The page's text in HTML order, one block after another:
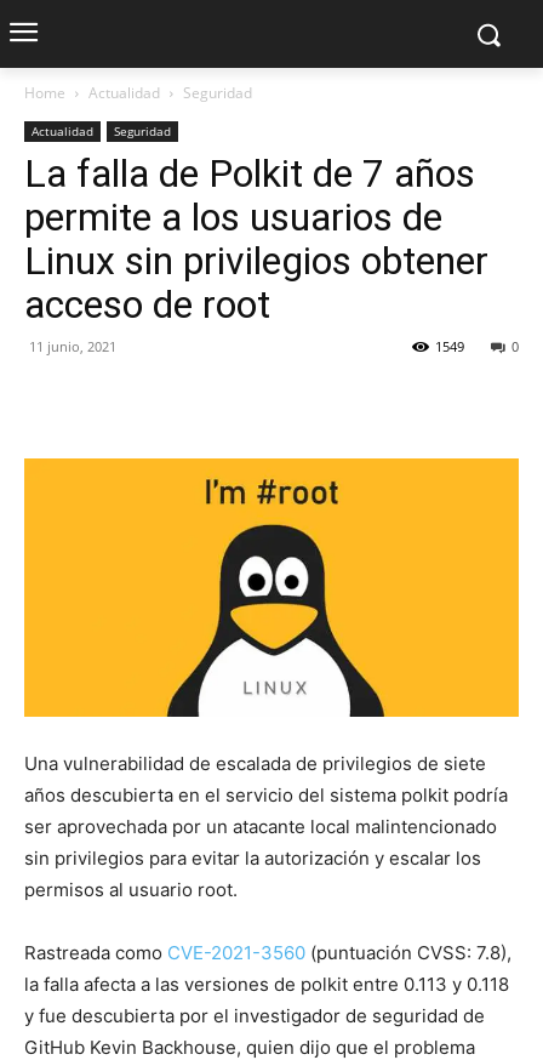
Home Actualidad Seguridad
Actualidad Seguridad
La falla de Polkit de 7 años
permite a los usuarios de
Linux sin privilegios obtener
acceso de root
11 junio, 2021 0
1549
Una vulnerabilidad de escalada de privilegios de siete
años descubierta en el servicio del sistema polkit podría
ser aprovechada por un atacante local malintencionado
sin privilegios para evitar la autorización y escalar los
permisos al usuario root.
Rastreada como CVE-2021-3560 (puntuación CVSS: 7.8),
la falla afecta a las versiones de polkit entre 0.113 y 0.118
y fue descubierta por el investigador de seguridad de
GitHub Kevin Backhouse, quien dijo que el problema